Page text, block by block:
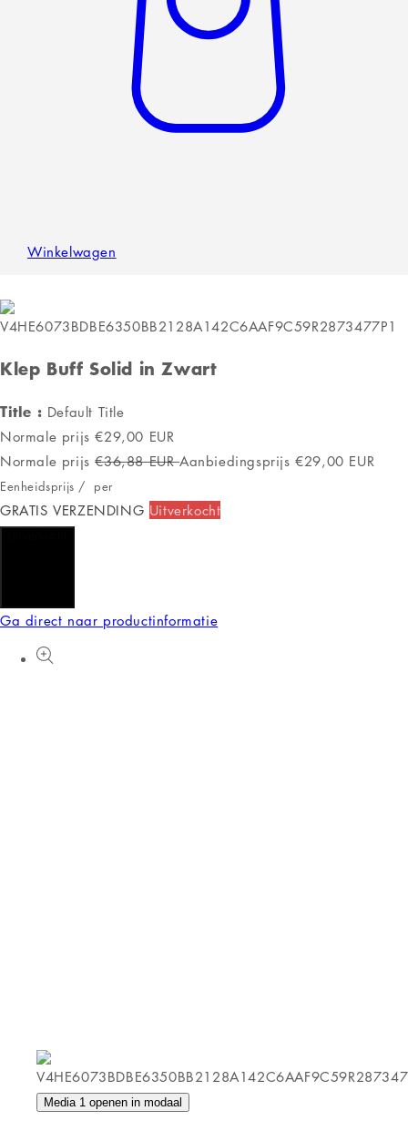
Winkelwagen
Klep Buff Solid in Zwart
Title : Default Title
Normale prijs €29,00 EUR
Normale prijs €36,88 EURAanbiedingsprijs €29,00 EUR
Eenheidsprijs / per
GRATIS VERZENDING Uitverkocht
Ga direct naar productinformatie
Media 1 openen in modaal